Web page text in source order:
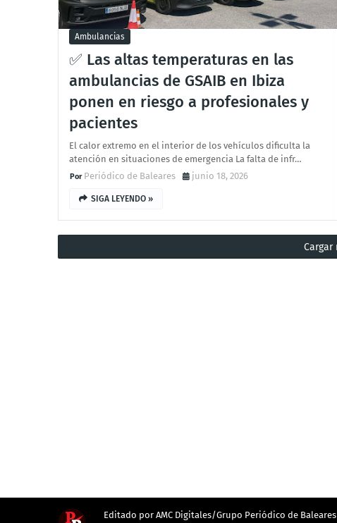
Ambulancias
✅ Las altas temperaturas en las
ambulancias de GSAIB en Ibiza
ponen en riesgo a profesionales y
pacientes
El calor extremo en el interior de los vehículos dificulta la
atención en situaciones de emergencia La falta de infr…
Periódico de Baleares
junio 18, 2026
SIGA LEYENDO »
Cargar
Editado por AMC Digitales/Grupo Periódico de